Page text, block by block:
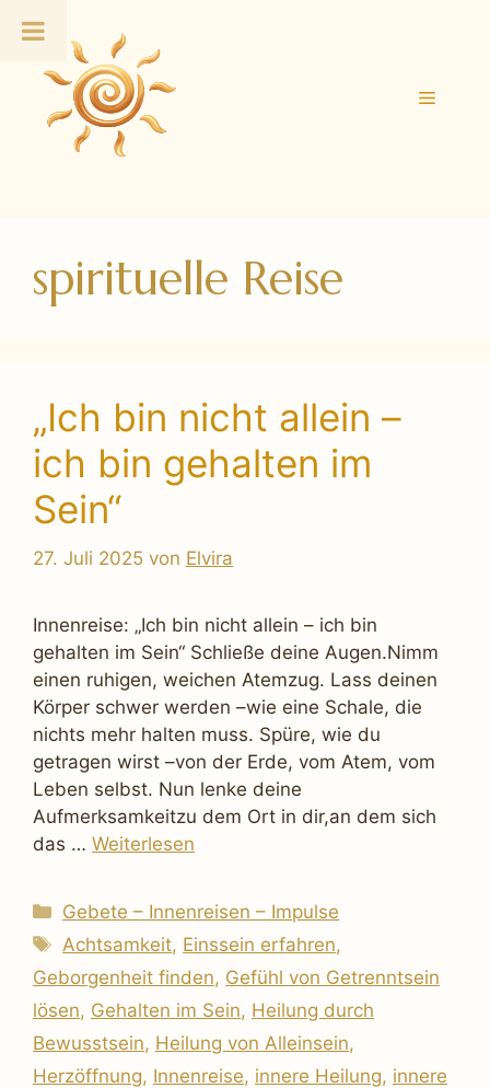
Inhalt
springen
Menü
spirituelle Reise
„Ich bin nicht allein –
ich bin gehalten im
Sein“
27. Juli 2025 von Elvira
Innenreise: „Ich bin nicht allein – ich bin
gehalten im Sein“ Schließe deine Augen.Nimm
einen ruhigen, weichen Atemzug. Lass deinen
Körper schwer werden –wie eine Schale, die
nichts mehr halten muss. Spüre, wie du
getragen wirst –von der Erde, vom Atem, vom
Leben selbst. Nun lenke deine
Aufmerksamkeitzu dem Ort in dir,an dem sich
das … Weiterlesen
Kategorien
Gebete – Innenreisen – Impulse
Schlagwörter
Achtsamkeit, Einssein erfahren,
Geborgenheit finden, Gefühl von Getrenntsein
lösen, Gehalten im Sein, Heilung durch
Bewusstsein, Heilung von Alleinsein,
Herzöffnung, Innenreise, innere Heilung, innere